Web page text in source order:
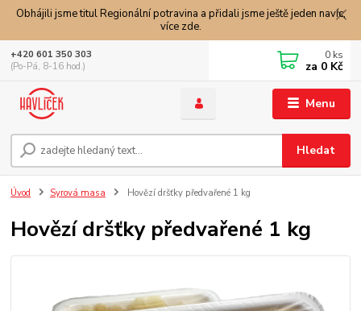
Obhájili jsme titul Regionální potravina a přidali jsme ještě jeden navíc,
více zde.
Menu
Hledat
+420 601 350 303
(Po-Pá, 8-16 hod.)
0 ks
za 0 Kč
Úvod Syrová masa Hovězí dršťky předvařené 1 kg
Hovězí dršťky předvařené 1 kg